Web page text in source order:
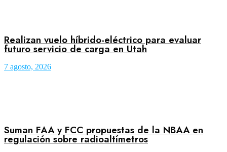
Realizan vuelo híbrido-eléctrico para evaluar
futuro servicio de carga en Utah
7 agosto, 2026
Suman FAA y FCC propuestas de la NBAA en
regulación sobre radioaltímetros